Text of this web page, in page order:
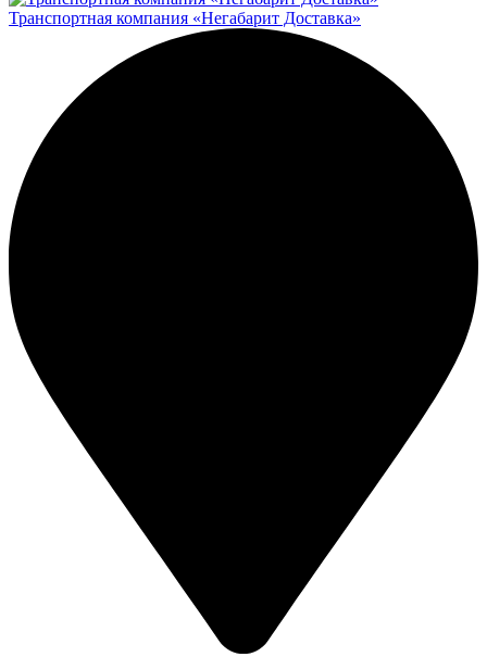
Транспортная компания «Негабарит Доставка»